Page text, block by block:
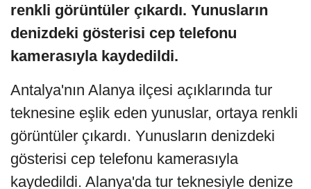
renkli görüntüler çıkardı. Yunusların
denizdeki gösterisi cep telefonu
kamerasıyla kaydedildi.
Antalya'nın Alanya ilçesi açıklarında tur
teknesine eşlik eden yunuslar, ortaya renkli
görüntüler çıkardı. Yunusların denizdeki
gösterisi cep telefonu kamerasıyla
kaydedildi. Alanya'da tur teknesiyle denize